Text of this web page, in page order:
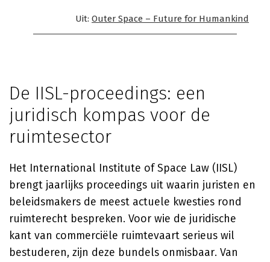
Uit: Outer Space – Future for Humankind
De IISL-proceedings: een
juridisch kompas voor de
ruimtesector
Het International Institute of Space Law (IISL)
brengt jaarlijks proceedings uit waarin juristen en
beleidsmakers de meest actuele kwesties rond
ruimterecht bespreken. Voor wie de juridische
kant van commerciële ruimtevaart serieus wil
bestuderen, zijn deze bundels onmisbaar. Van